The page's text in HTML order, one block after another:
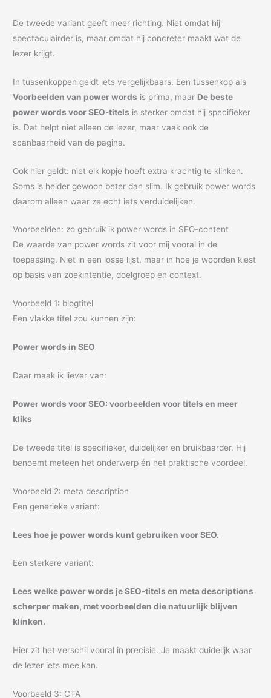
De tweede variant geeft meer richting. Niet omdat hij
spectaculairder is, maar omdat hij concreter maakt wat de
lezer krijgt.
In tussenkoppen geldt iets vergelijkbaars. Een tussenkop als
Voorbeelden van power words is prima, maar De beste
power words voor SEO-titels is sterker omdat hij specifieker
is. Dat helpt niet alleen de lezer, maar vaak ook de
scanbaarheid van de pagina.
Ook hier geldt: niet elk kopje hoeft extra krachtig te klinken.
Soms is helder gewoon beter dan slim. Ik gebruik power words
daarom alleen waar ze echt iets verduidelijken.
Voorbeelden: zo gebruik ik power words in SEO-content
De waarde van power words zit voor mij vooral in de
toepassing. Niet in een losse lijst, maar in hoe je woorden kiest
op basis van zoekintentie, doelgroep en context.
Voorbeeld 1: blogtitel
Een vlakke titel zou kunnen zijn:
Power words in SEO
Daar maak ik liever van:
Power words voor SEO: voorbeelden voor titels en meer
kliks
De tweede titel is specifieker, duidelijker en bruikbaarder. Hij
benoemt meteen het onderwerp én het praktische voordeel.
Voorbeeld 2: meta description
Een generieke variant:
Lees hoe je power words kunt gebruiken voor SEO.
Een sterkere variant:
Lees welke power words je SEO-titels en meta descriptions
scherper maken, met voorbeelden die natuurlijk blijven
klinken.
Hier zit het verschil vooral in precisie. Je maakt duidelijk waar
de lezer iets mee kan.
Voorbeeld 3: CTA